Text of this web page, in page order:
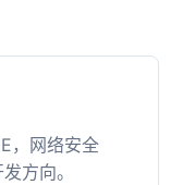
，网络安全
方向。